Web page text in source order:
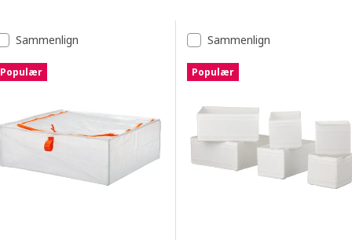
Resultatliste
Sammenlign
Populær
Sammenlign
Populær